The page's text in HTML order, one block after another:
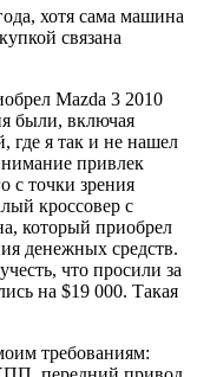
хотя сама машина
связана
Mazda 3 2010
были, включая
где я так и не нашел
привлек
с точки зрения
кроссовер с
который приобрел
денежных средств.
что просили за
на $19 000. Такая
требованиям: